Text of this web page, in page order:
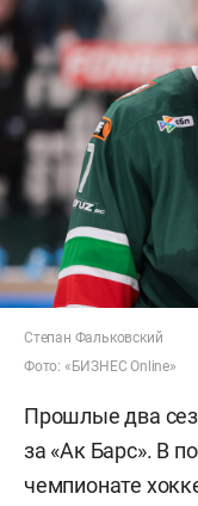
Степан Фальковский
Фото: «БИЗНЕС Online»
Прошлые два
за «Ак Барс». В
чемпионате